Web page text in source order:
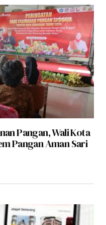
Pangan, Wali Kota
Pangan Aman Sari